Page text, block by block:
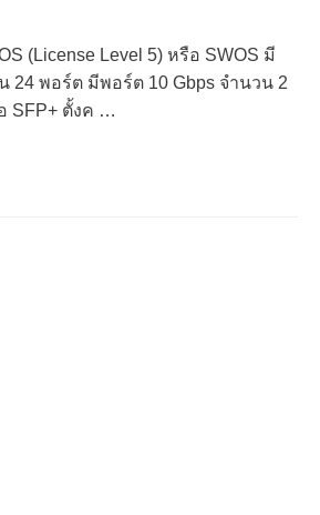
(License Level 5) หรือ SWOS มี
24 พอร์ต มีพอร์ต 10 Gbps จำนวน 2
SFP+ ตั้งค …